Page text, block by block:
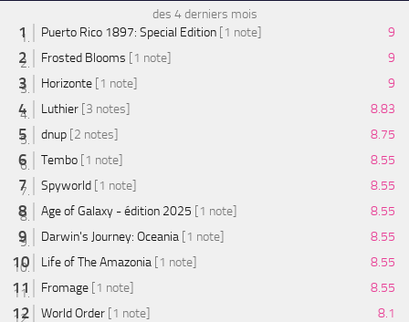
des 4 derniers mois
Puerto Rico 1897: Special Edition [1 note]
9
Frosted Blooms [1 note]
9
Horizonte [1 note]
9
Luthier [3 notes]
8.83
dnup [2 notes]
8.75
Tembo [1 note]
8.55
Spyworld [1 note]
8.55
Age of Galaxy - édition 2025 [1 note]
8.55
Darwin's Journey: Oceania [1 note]
8.55
Life of The Amazonia [1 note]
8.55
Fromage [1 note]
8.55
World Order [1 note]
8.1